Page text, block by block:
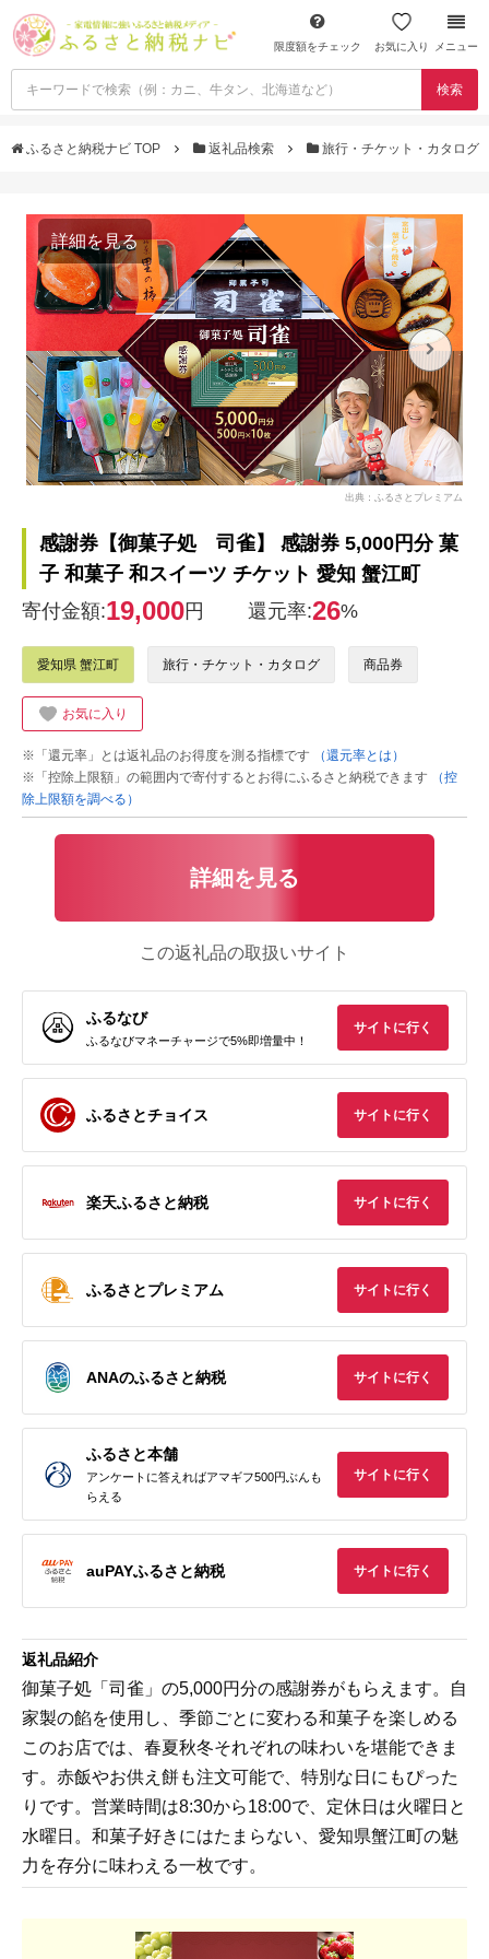
限度額をチェック お気に入り メニュー
検索
ふるさと納税ナビ TOP 返礼品検索 旅行・チケット・カタログ
詳細を見る
出典：ふるさとプレミアム
感謝券【御菓子処 司雀】 感謝券 5,000円分 菓
子 和菓子 和スイーツ チケット 愛知 蟹江町
寄付金額:19,000円 還元率:26%
愛知県 蟹江町 旅行・チケット・カタログ 商品券
お気に入り
※「還元率」とは返礼品のお得度を測る指標です
（還元率とは）
※「控除上限額」の範囲内で寄付するとお得にふるさと納税できます
（控
除上限額を調べる）
詳細を見る
この返礼品の取扱いサイト
ふるなび
ふるなびマネーチャージで5%即増量中！
サイトに行く
ふるさとチョイス サイトに行く
楽天ふるさと納税 サイトに行く
ふるさとプレミアム サイトに行く
ANAのふるさと納税 サイトに行く
ふるさと本舗
アンケートに答えればアマギフ500円ぶんも
らえる
サイトに行く
auPAYふるさと納税 サイトに行く
返礼品紹介
御菓子処「司雀」の5,000円分の感謝券がもらえます。自
家製の餡を使用し、季節ごとに変わる和菓子を楽しめる
このお店では、春夏秋冬それぞれの味わいを堪能できま
す。赤飯やお供え餅も注文可能で、特別な日にもぴった
りです。営業時間は8:30から18:00で、定休日は火曜日と
水曜日。和菓子好きにはたまらない、愛知県蟹江町の魅
力を存分に味わえる一枚です。